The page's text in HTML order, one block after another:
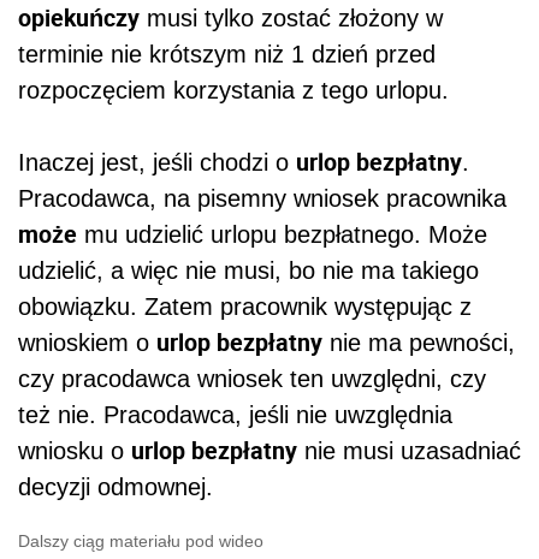
opiekuńczy musi tylko zostać złożony w
terminie nie krótszym niż 1 dzień przed
rozpoczęciem korzystania z tego urlopu.
Inaczej jest, jeśli chodzi o urlop bezpłatny.
Pracodawca, na pisemny wniosek pracownika
może mu udzielić urlopu bezpłatnego. Może
udzielić, a więc nie musi, bo nie ma takiego
obowiązku. Zatem pracownik występując z
wnioskiem o urlop bezpłatny nie ma pewności,
czy pracodawca wniosek ten uwzględni, czy
też nie. Pracodawca, jeśli nie uwzględnia
wniosku o urlop bezpłatny nie musi uzasadniać
decyzji odmownej.
Dalszy ciąg materiału pod wideo